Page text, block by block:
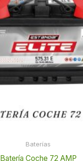
Baterías
Batería Coche 72 AMP